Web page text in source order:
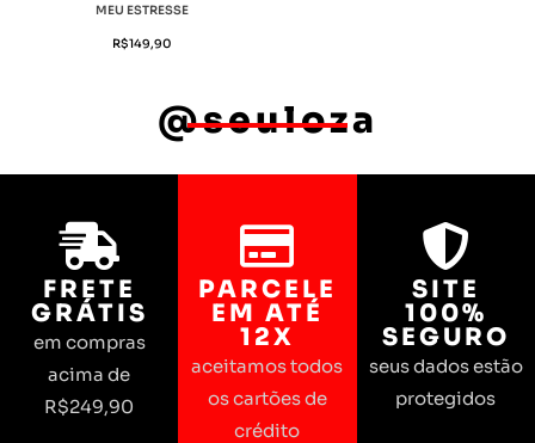
MEU ESTRESSE
R$149,90
@seuloza
FRETE
GRÁTIS
em compras
acima de
R$249,90
PARCELE
EM ATÉ
12X
aceitamos todos
os cartões de
crédito
SITE
100%
SEGURO
seus dados estão
protegidos